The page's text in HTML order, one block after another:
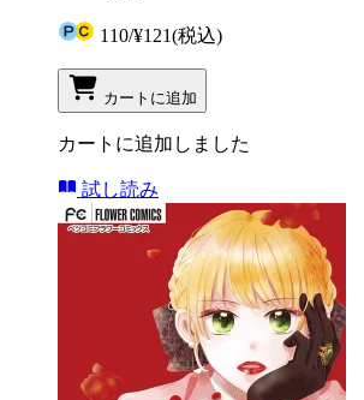
110/¥121(税込)
カートに追加
カートに追加しました
試し読み